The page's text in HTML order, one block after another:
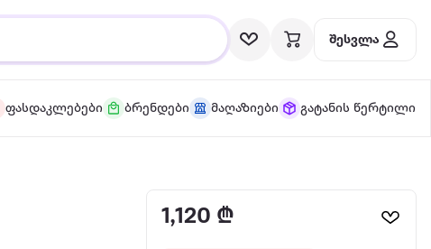
შესვლა
ფასდაკლებები ბრენდები მაღაზიები გატანის წერტილი
1,120 ₾